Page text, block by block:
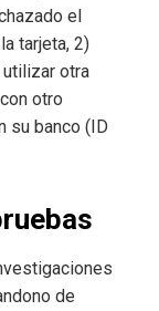
el
tarjeta, 2)
otra
otro
su banco (ID
de